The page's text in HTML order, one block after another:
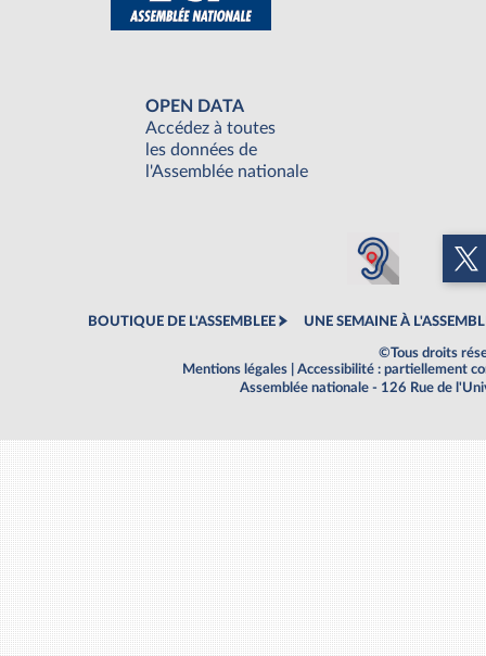
OPEN DATA
Accédez à toutes
les données de
l'Assemblée nationale
BOUTIQUE DE L'ASSEMBLEE UNE SEMAINE À
©Tous droits
Mentions légales
Accessibilité : partiellement
Assemblée nationale - 126 Rue de